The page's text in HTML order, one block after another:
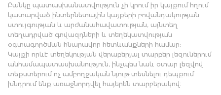
Բանկը պատասխանատվություն չի կրում իր կայքում հղում
կատարված ինտերնետային կայքերի բովանդակության
ստույգության և արժանահավատության, այնտեղ
տեղադրված գովազդների և տեղեկատվության
օգտագործման հնարավոր հետևանքների համար:
Կայքի որևէ տեղեկության վերաբերյալ տարբեր լեզուներում
անհամապատասխանություն, ինչպես նաև օտար լեզվով
տեքստերում ոչ ամբողջական նյութ տեսնելու դեպքում
խնդրում ենք առաջնորդվել հայերեն տարբերակով։